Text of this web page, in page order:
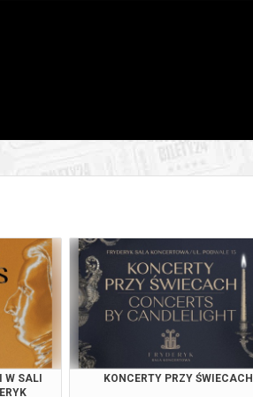
Concert Hall w Warszawie
Concert Hall w Warszawie
Concert Hall w Warszawie
Concert Hall w Warszawie
W SALI
KONCERTY PRZY ŚWIECACH